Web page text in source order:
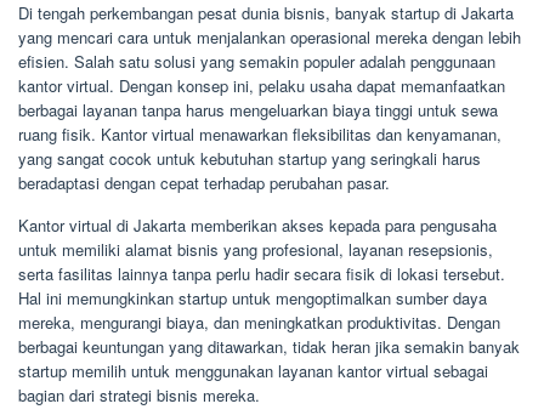
Di tengah perkembangan pesat dunia bisnis, banyak startup di Jakarta
yang mencari cara untuk menjalankan operasional mereka dengan lebih
efisien. Salah satu solusi yang semakin populer adalah penggunaan
kantor virtual. Dengan konsep ini, pelaku usaha dapat memanfaatkan
berbagai layanan tanpa harus mengeluarkan biaya tinggi untuk sewa
ruang fisik. Kantor virtual menawarkan fleksibilitas dan kenyamanan,
yang sangat cocok untuk kebutuhan startup yang seringkali harus
beradaptasi dengan cepat terhadap perubahan pasar.
Kantor virtual di Jakarta memberikan akses kepada para pengusaha
untuk memiliki alamat bisnis yang profesional, layanan resepsionis,
serta fasilitas lainnya tanpa perlu hadir secara fisik di lokasi tersebut.
Hal ini memungkinkan startup untuk mengoptimalkan sumber daya
mereka, mengurangi biaya, dan meningkatkan produktivitas. Dengan
berbagai keuntungan yang ditawarkan, tidak heran jika semakin banyak
startup memilih untuk menggunakan layanan kantor virtual sebagai
bagian dari strategi bisnis mereka.